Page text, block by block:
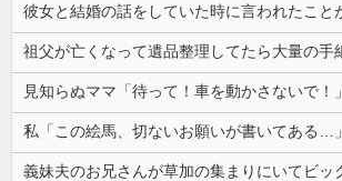
彼女と結婚の話をしていた時に言われたこと